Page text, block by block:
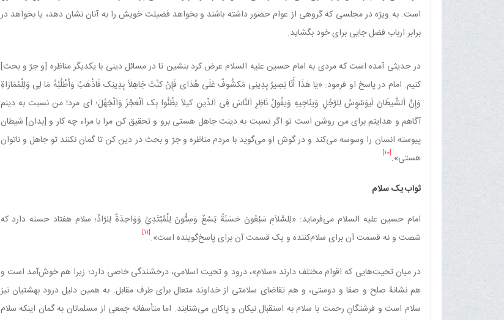
است. به ‌ویژه در مجلسی که گروهی از عوام حضور داشته باشند و بخواهد فضیلت خویش را به آنان نشان دهد، یا بخواهد در
برابر ارباب فضل جایی برای خود بگشاید.
در حدیثی آمده است که مردی به امام حسین علیه السلام عرض کرد بنشین تا در مسائل دینی با یکدیگر مناظره [و جرّ و بحث]
کنیم. امام در پاسخ او فرمود: «یا هَذَا أَنَا بَصِیرٌ بِدِینِی مَکشُوفٌ عَلَی هُدَای فَإِنْ کنْتَ جَاهِلاً بِدِینِک فَاذْهَبْ وَاُطْلُبْهُ مَا لِی وَلِلْمُمَارَاةِ
وَإِنَّ اَلشَّیطَانَ لَیوَسْوِسُ لِلرَّجُلِ وَینَاجِیهِ وَیقُولُ نَاظِرِ اَلنَّاسَ فِی اَلدِّینِ کیلاَ یظُنُّوا بِک اَلْعَجْزَ وَاَلْجَهْلَ؛ ای مرد! من نسبت به دینم
آگاهم و هدایتم برای من روشن است تو اگر نسبت به دینت جاهل هستی برو و تحقیق کن مرا با مراء چه‌ کار و [بدان] شیطان
پیوسته انسان را وسوسه می‌کند و در گوش او می‌گوید با مردم مناظره و جرّ و بحث در دین کن تا گمان نکنند تو جاهل و ناتوان
هستی».[10]
ثواب یک سلام
امام حسین علیه السلام می‌فرماید: «لِلسَّلاَمِ سَبْعُونَ حَسَنَةً تِسْعٌ وَسِتُّونَ لِلْمُبْتَدِئِ وَوَاحِدَةٌ لِلرَّادِّ؛ سلام هفتاد حسنه دارد که
شصت و نه قسمت آن برای سلام‌کننده و یک قسمت آن برای پاسخ‌گوینده است».[11]
در میان تحیت‌هایی که اقوام مختلف دارند «سلام»، درود و تحیت اسلامی، درخشندگی خاصی دارد؛ زیرا هم خوش‌آمد است و
هم نشانۀ صلح و صفا و دوستی، و هم تقاضای سلامتی از خداوند متعال برای طرف مقابل. به همین دلیل درود بهشتیان نیز
سلام است و فرشتگانِ رحمت با سلام به استقبال نیکان و پاکان می‌شتابند. اما متأسفانه جمعی از مسلمانان به گمان اینکه سلام